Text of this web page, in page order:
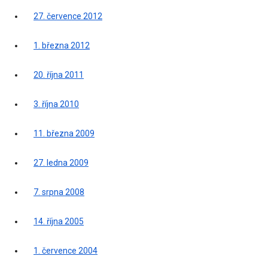
27. července 2012
1. března 2012
20. října 2011
3. října 2010
11. března 2009
27. ledna 2009
7. srpna 2008
14. října 2005
1. července 2004